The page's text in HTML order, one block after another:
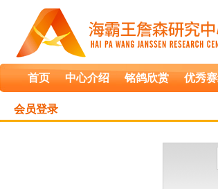
首页 中心介绍 铭鸽欣赏 优秀
会员登录